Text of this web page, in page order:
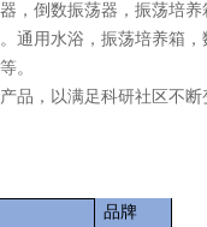
，倒数振荡器，振荡培养
通用水浴，振荡培养箱，
。
品，以满足科研社区不断
品牌